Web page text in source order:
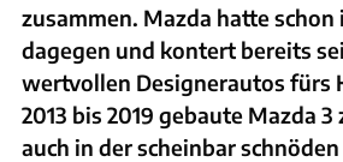
zusammen. Mazda hatte schon
dagegen und kontert bereits
wertvollen Designerautos fürs
2013 bis 2019 gebaute Mazda 3
auch in der scheinbar